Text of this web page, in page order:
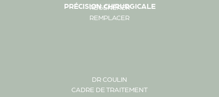
PRÉCISION CHIRURGICALE
RÉGÉNÉRER
REMPLACER
DR COULIN
CADRE DE TRAITEMENT